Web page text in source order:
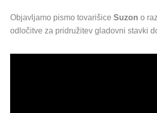
Objavljamo pismo tovarišice Suzon o
odločitve za pridružitev gladovni stavki